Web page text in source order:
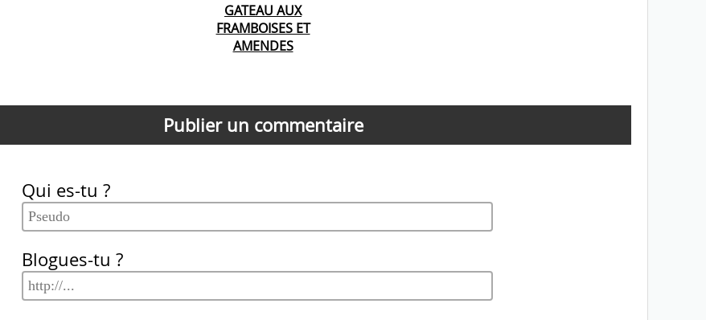
GATEAU AUX
FRAMBOISES ET
AMENDES
Publier un commentaire
Qui es-tu ?
Blogues-tu ?